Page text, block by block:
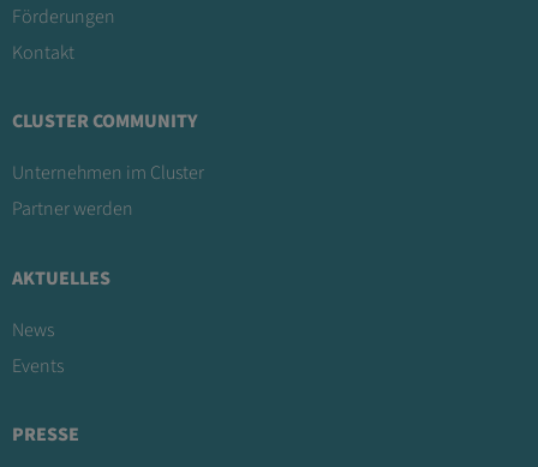
Förderungen
Kontakt
CLUSTER COMMUNITY
Unternehmen im Cluster
Partner werden
AKTUELLES
News
Events
PRESSE